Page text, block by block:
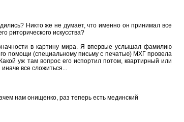
Никто же не думает, что именно он принимал все
риторического искусства?
в картину мира. Я впервые услышал фамилию
помощи (специальному письму с печатью) МХГ провела
уж там вопрос его испортил потом, квартирный или
все сложиться...
нам онищенко, раз теперь есть мединский